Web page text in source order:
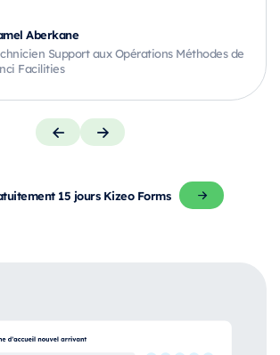
Aberkane
Support aux Opérations Méthodes de
Facilities
15 jours Kizeo Forms